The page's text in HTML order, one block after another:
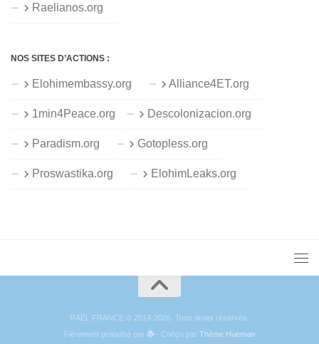
Raelianos.org
NOS SITES D’ACTIONS :
Elohimembassy.org Alliance4ET.org
1min4Peace.org Descolonizacion.org
Paradism.org Gotopless.org
Proswastika.org ElohimLeaks.org
RAËL FRANCE © 2014-2026. Tous droits réservés.
Fièrement propulsé par
- Conçu parThème Hueman